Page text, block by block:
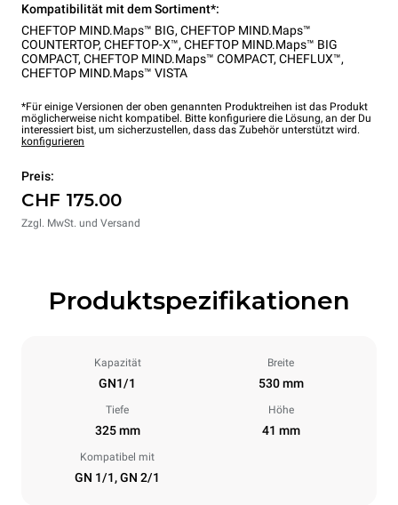
Kompatibilität mit dem Sortiment*:
CHEFTOP MIND.Maps™ BIG, CHEFTOP MIND.Maps™
COUNTERTOP, CHEFTOP-X™, CHEFTOP MIND.Maps™ BIG
COMPACT, CHEFTOP MIND.Maps™ COMPACT, CHEFLUX™,
CHEFTOP MIND.Maps™ VISTA
*Für einige Versionen der oben genannten Produktreihen ist das Produkt
möglicherweise nicht kompatibel. Bitte konfiguriere die Lösung, an der Du
interessiert bist, um sicherzustellen, dass das Zubehör unterstützt wird.
konfigurieren
Preis:
CHF 175.00
Zzgl. MwSt. und Versand
Produktspezifikationen
Kapazität
GN1/1
Breite
530 mm
Tiefe
325 mm
Höhe
41 mm
Kompatibel mit
GN 1/1, GN 2/1